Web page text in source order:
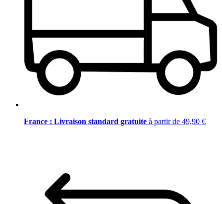
France : Livraison standard gratuite à partir de 49,90 €